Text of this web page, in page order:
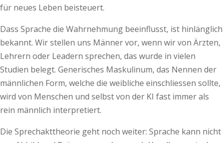
für neues Leben beisteuert.
Dass Sprache die Wahrnehmung beeinflusst, ist hinlänglich
bekannt. Wir stellen uns Männer vor, wenn wir von Ärzten,
Lehrern oder Leadern sprechen, das wurde in vielen
Studien belegt. Generisches Maskulinum, das Nennen der
männlichen Form, welche die weibliche einschliessen sollte,
wird von Menschen und selbst von der KI fast immer als
rein männlich interpretiert.
Die Sprechakttheorie geht noch weiter: Sprache kann nicht